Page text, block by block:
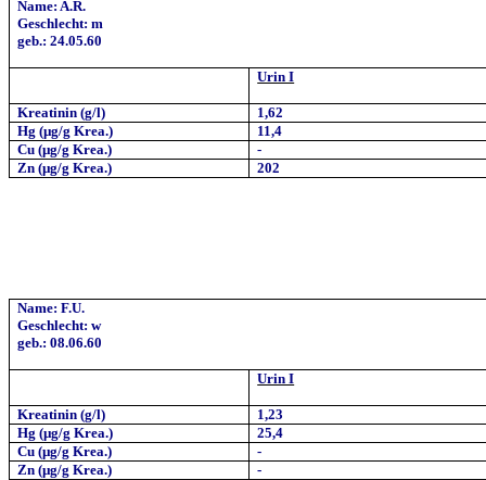
Name: A.R.
Geschlecht: m
geb.: 24.05.60
Urin I
Kreatinin (g/l)
1,62
Hg (µg/g Krea.)
11,4
Cu (µg/gKrea.)
-
Zn (µg/g Krea.)
202
Name: F.U.
Geschlecht: w
geb.: 08.06.60
Urin I
Kreatinin (g/l)
1,23
Hg (µg/g Krea.)
25,4
Cu (µg/gKrea.)
-
Zn (µg/g Krea.)
-